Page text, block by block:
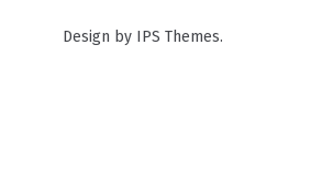
Design by IPS Themes.